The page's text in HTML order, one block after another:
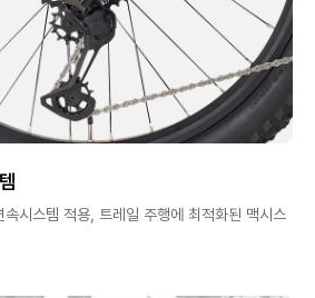
시스템 적용, 트레일 주행에 최적화된 맥시스